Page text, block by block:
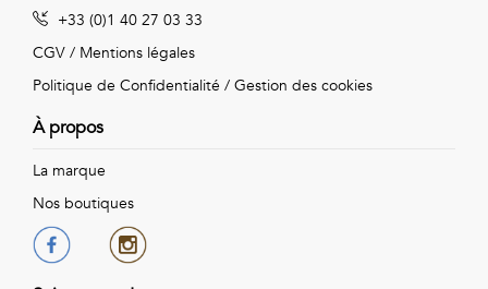
+33 (0)1 40 27 03 33
CGV / Mentions légales
Politique de Confidentialité / Gestion des cookies
À propos
La marque
Nos boutiques